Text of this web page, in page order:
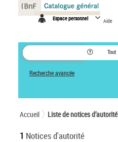
Espace personnel Aide
Tout
Recherche avancée
Accueil Liste de notices d’autorité
1 Notices d'autorité
Panneau de gestion des cookies